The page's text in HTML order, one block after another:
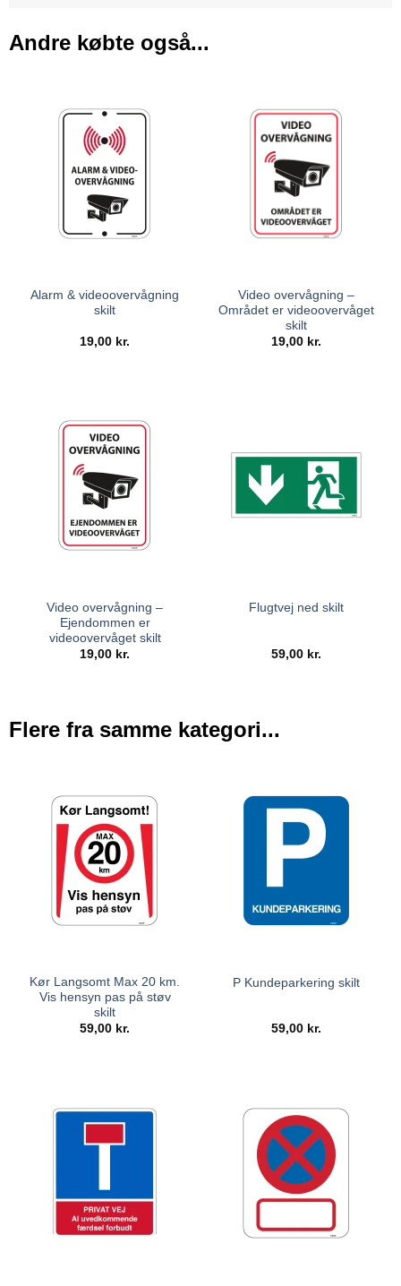
Andre købte også...
Alarm & videoovervågning
skilt
19,00 kr.
Video overvågning –
Området er videoovervåget
skilt
19,00 kr.
Video overvågning –
Ejendommen er
videoovervåget skilt
19,00 kr.
Flugtvej ned skilt
59,00 kr.
Flere fra samme kategori...
Kør Langsomt Max 20 km.
Vis hensyn pas på støv
skilt
59,00 kr.
P Kundeparkering skilt
59,00 kr.